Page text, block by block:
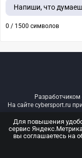
Напиши, что
0 / 1500 символов
На сайте cybersport.ru
© ООО
Для повышения
сервис
вы соглашаетесь на